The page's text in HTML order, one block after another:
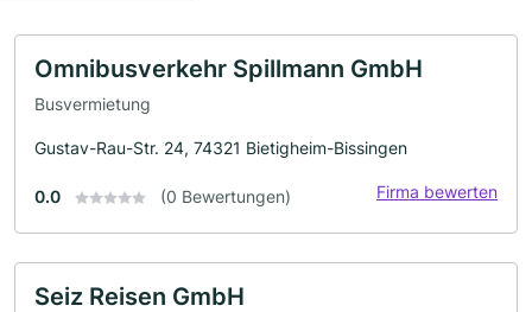
Omnibusverkehr Spillmann GmbH
Busvermietung
Gustav-Rau-Str. 24, 74321 Bietigheim-Bissingen
0.0 (0 Bewertungen) Firma bewerten
Seiz Reisen GmbH